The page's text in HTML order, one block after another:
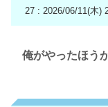
27 : 2026/06/11(木)
俺がやったほう